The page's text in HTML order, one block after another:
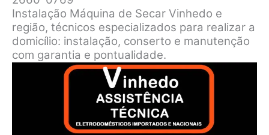
Instalação Máquina de Secar Vinhedo e
região, técnicos especializados para realizar a
domicílio: instalação, conserto e manutenção
com garantia e pontualidade.